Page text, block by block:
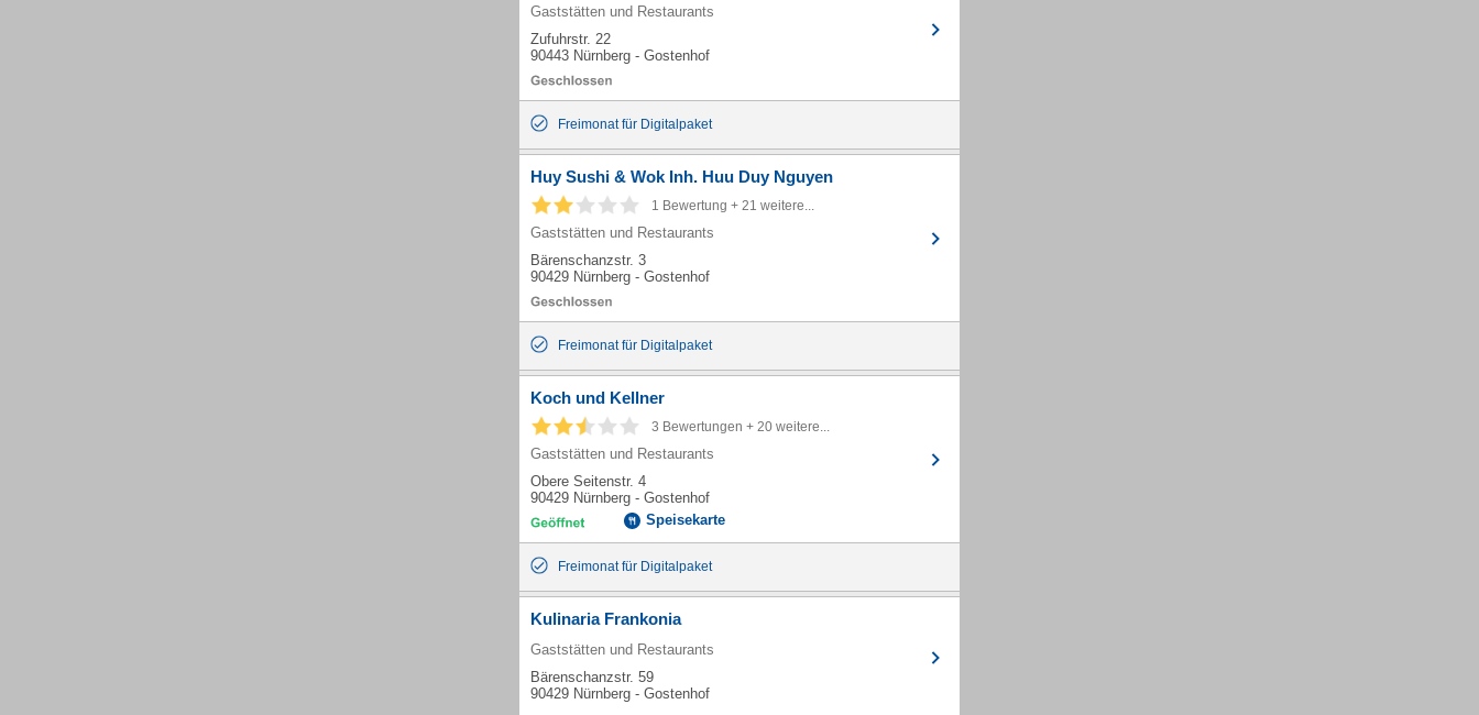
Gaststätten und Restaurants
Zufuhrstr. 22
90443 Nürnberg - Gostenhof
Freimonat für Digitalpaket
Huy Sushi & Wok Inh. Huu Duy Nguyen
1 Bewertung + 21 weitere...
Gaststätten und Restaurants
Bärenschanzstr. 3
90429 Nürnberg - Gostenhof
Freimonat für Digitalpaket
Koch und Kellner
3 Bewertungen + 20 weitere...
Gaststätten und Restaurants
Obere Seitenstr. 4
90429 Nürnberg - Gostenhof
Speisekarte
Freimonat für Digitalpaket
Kulinaria Frankonia
Gaststätten und Restaurants
Bärenschanzstr. 59
90429 Nürnberg - Gostenhof